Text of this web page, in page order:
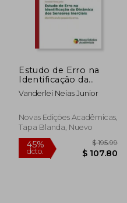
$ 144.42
Estudo de Erro na
Identificação da
Dinâmica dos
Sensores Inerciais:
possíveis erros
(Portuguese Edition)
Vanderlei Neias Junior
Novas Edições Acadêmicas,
Tapa Blanda, Nuevo